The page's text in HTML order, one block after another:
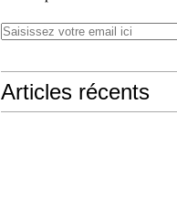
Articles récents